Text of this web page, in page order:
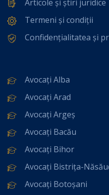
Articole și știri juridice
Termeni și condiții
Confidențialitatea și
Avocați Alba
Avocați Arad
Avocați Argeș
Avocați Bacău
Avocați Bihor
Avocați Bistrița-
Avocați Botoșani